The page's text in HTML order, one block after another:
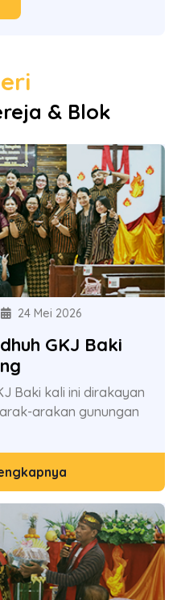
& Blok
24 Mei 2026
GKJ Baki
Baki kali ini dirakayan
arakan gunungan